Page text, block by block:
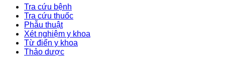
Tra cứu bệnh
Tra cứu thuốc
Phẫu thuật
Xét nghiệm y khoa
Từ điển y khoa
Thảo dược